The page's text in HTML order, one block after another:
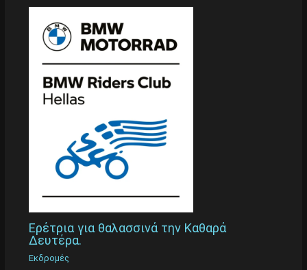
Ερέτρια για θαλασσινά την Καθαρά
Δευτέρα.
Εκδρομές